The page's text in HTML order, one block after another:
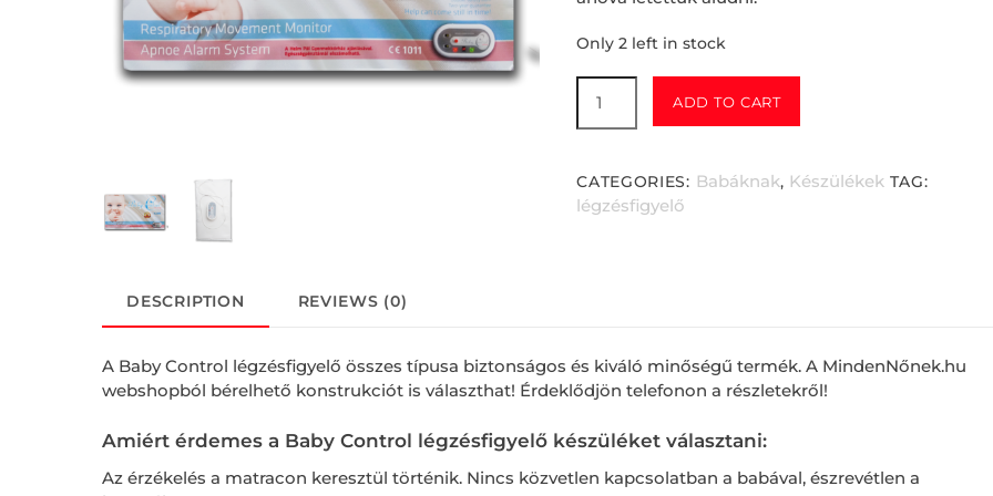
Only 2 left in stock
Control
légzésfigyelő
quantity
ADD TO CART
CATEGORIES: Babáknak, Készülékek TAG:
légzésfigyelő
DESCRIPTION REVIEWS (0)
A Baby Control légzésfigyelő összes típusa biztonságos és kiváló minőségű termék. A MindenNőnek.hu
webshopból bérelhető konstrukciót is választhat! Érdeklődjön telefonon a részletekről!
Amiért érdemes a Baby Control légzésfigyelő készüléket választani:
Az érzékelés a matracon keresztül történik. Nincs közvetlen kapcsolatban a babával, észrevétlen a